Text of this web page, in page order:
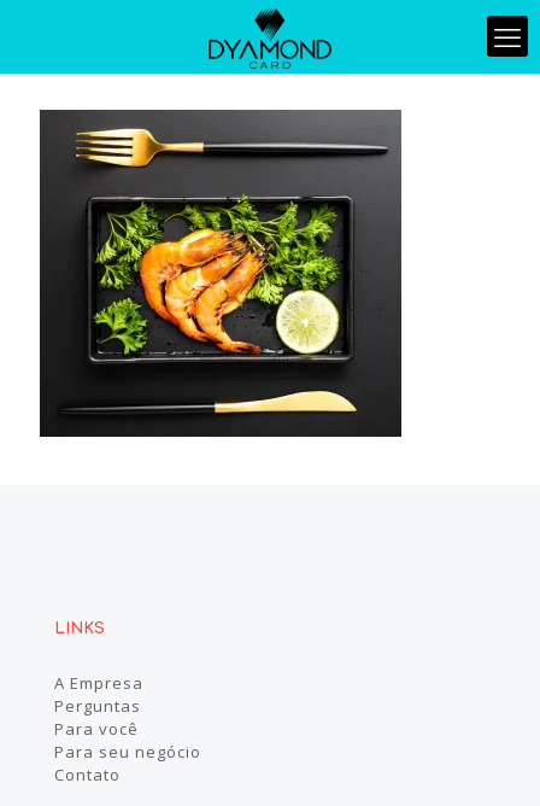
LINKS
A Empresa
Perguntas
Para você
Para seu negócio
Contato